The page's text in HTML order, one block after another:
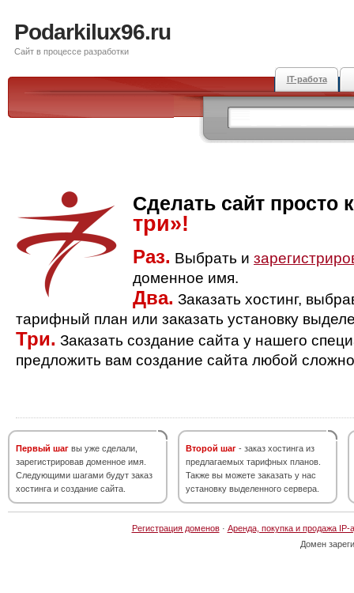
Podarkilux96.ru
Сайт в процессе разработки
IT-работа
Сделать сайт просто
три»!
Раз. Выбрать и
доменное имя.
Два. Заказать хостинг,
тарифный план или заказать установку
Три. Заказать создание сайта у нашего
предложить вам создание сайта любой
Первый шаг вы уже сделали,
зарегистрировав доменное имя.
Следующими шагами будут заказ
хостинга и создание сайта.
Второй шаг - заказ хостинга из
предлагаемых тарифных планов.
Также вы можете заказать у нас
установку выделенного сервера.
Регистрация доменов· Аренда, покупка и продажа IP-
Домен